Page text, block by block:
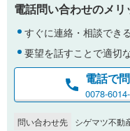
電話問い合わせのメリ
すぐに連絡・相談でき
要望を話すことで適切
電話で
0078-
問い合わせ先
シゲマツ不動